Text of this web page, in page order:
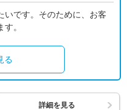
いです。そのために、お客
。
る
詳細を見る